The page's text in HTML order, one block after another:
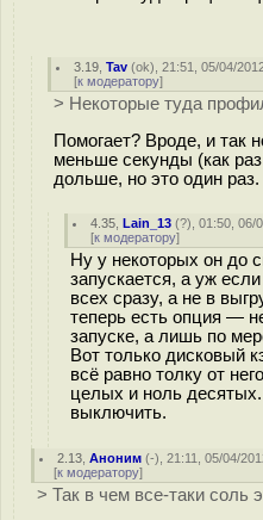
3.19 ,Tav (ok), 21:51, 05/04/
[к модератору]
> Некоторые туда
Помогает? Вроде, и так
меньше секунды (как
дольше, но это один раз.
4.35 ,Lain_13 (?), 01:50, 06/
[к модератору]
Ну у некоторых он до
запускается, а уж
всех сразу, а не в
теперь есть опция —
запуске, а лишь по
Вот только дисковый
всё равно толку от
целых и ноль
выключить.
2.13 ,Аноним (-), 21:11, 05/04/
[к модератору]
> Так в чем все-таки соль